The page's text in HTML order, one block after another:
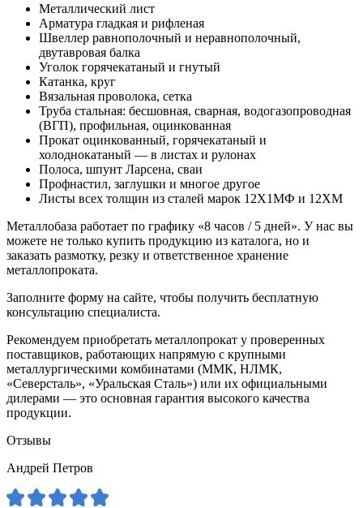
Металлический лист
Арматура гладкая и рифленая
Швеллер равнополочный и неравнополочный,
двутавровая балка
Уголок горячекатаный и гнутый
Катанка, круг
Вязальная проволока, сетка
Труба стальная: бесшовная, сварная, водогазопроводная
(ВГП), профильная, оцинкованная
Прокат оцинкованный, горячекатаный и
холоднокатаный — в листах и рулонах
Полоса, шпунт Ларсена, сваи
Профнастил, заглушки и многое другое
Листы всех толщин из сталей марок 12Х1МФ и 12ХМ
Металлобаза работает по графику «8 часов / 5 дней». У нас вы
можете не только купить продукцию из каталога, но и
заказать размотку, резку и ответственное хранение
металлопроката.
Заполните форму на сайте, чтобы получить бесплатную
консультацию специалиста.
Рекомендуем приобретать металлопрокат у проверенных
поставщиков, работающих напрямую с крупными
металлургическими комбинатами (ММК, НЛМК,
«Северсталь», «Уральская Сталь») или их официальными
дилерами — это основная гарантия высокого качества
продукции.
Отзывы
Андрей Петров